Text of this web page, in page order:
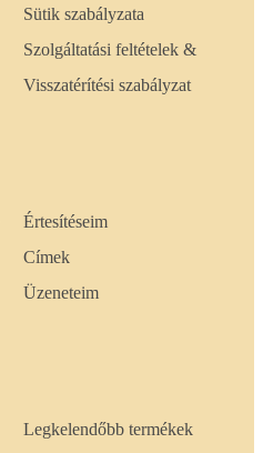
Sütik szabályzata
Szolgáltatási feltételek &
Visszatérítési szabályzat
Értesítéseim
Címek
Üzeneteim
Legkelendőbb termékek